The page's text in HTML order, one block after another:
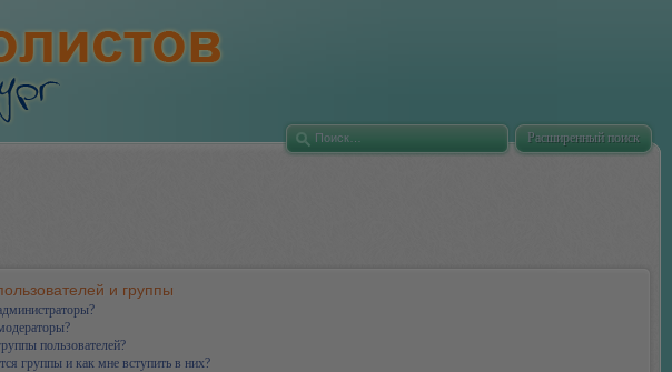
Расширенный поиск
и группы
пользователей?
группы и как мне вступить в них?